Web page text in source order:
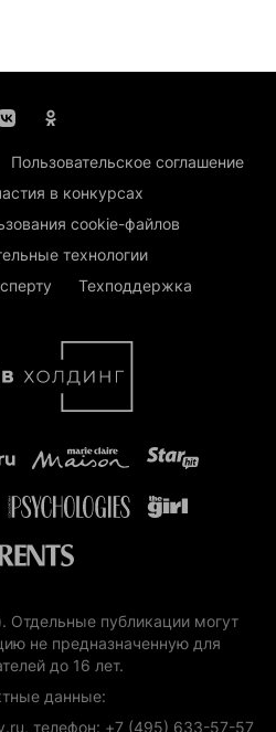
Пользовательское соглашение
в конкурсах
cookie-файлов
технологии
Техподдержка
Отдельные публикации могут
не предназначенную для
до 16 лет.
данные:
телефон: +7 (495) 633-57-57